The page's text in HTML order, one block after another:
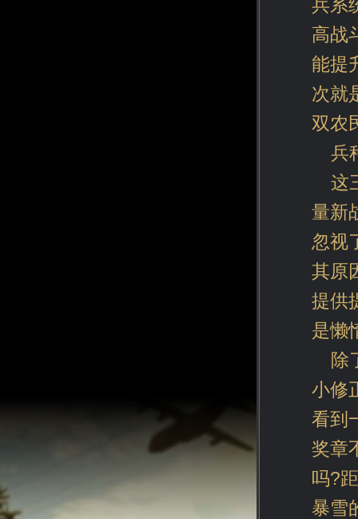
兵系
高战
能提
次就
双农
兵
这
量新
忽视
其原
提供
是懒
除
小修
看到
奖章
吗?
暴雪